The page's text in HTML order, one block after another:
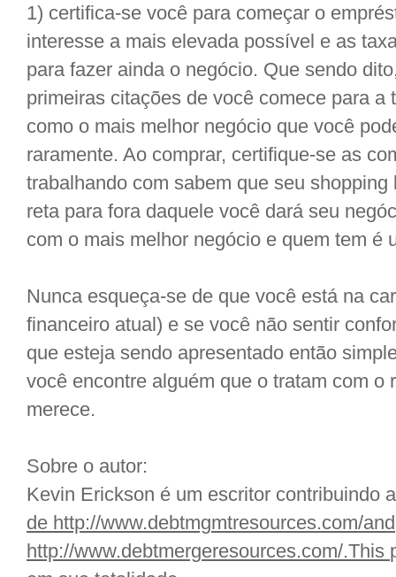
1) certifica-se você para começar o
interesse a mais elevada possível e as
para fazer ainda o negócio. Que sendo
primeiras citações de você comece para a
como o mais melhor negócio que você
raramente. Ao comprar, certifique-se as
trabalhando com sabem que seu
reta para fora daquele você dará seu
com o mais melhor negócio e quem tem é
Nunca esqueça-se de que você está na
financeiro atual) e se você não sentir
que esteja sendo apresentado então
você encontre alguém que o tratam com o
merece.
Sobre o autor:
Kevin Erickson é um escritor contribuindo
de http://www.debtmgmtresources.com/and
http://www.debtmergeresources.com/.This